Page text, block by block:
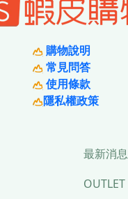
購物說明
常見問答
使用條款
隱私權政策
最新消息
OUTLET